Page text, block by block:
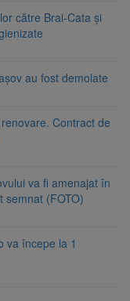
către Brai-Cata și
au fost demolate
Contract de
va fi amenajat în
semnat (FOTO)
va începe la 1